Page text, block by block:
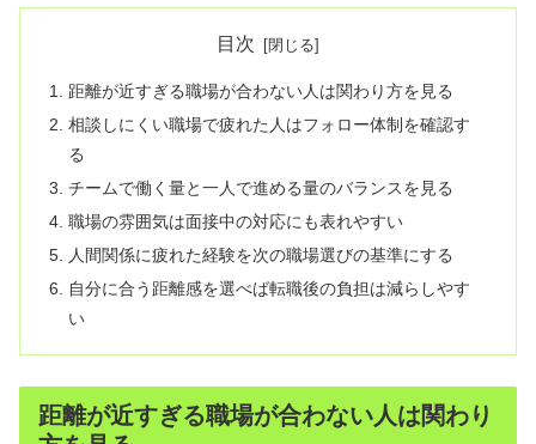
目次
距離が近すぎる職場が合わない人は関わり方を見る
相談しにくい職場で疲れた人はフォロー体制を確認す
る
チームで働く量と一人で進める量のバランスを見る
職場の雰囲気は面接中の対応にも表れやすい
人間関係に疲れた経験を次の職場選びの基準にする
自分に合う距離感を選べば転職後の負担は減らしやす
い
距離が近すぎる職場が合わない人は関わり